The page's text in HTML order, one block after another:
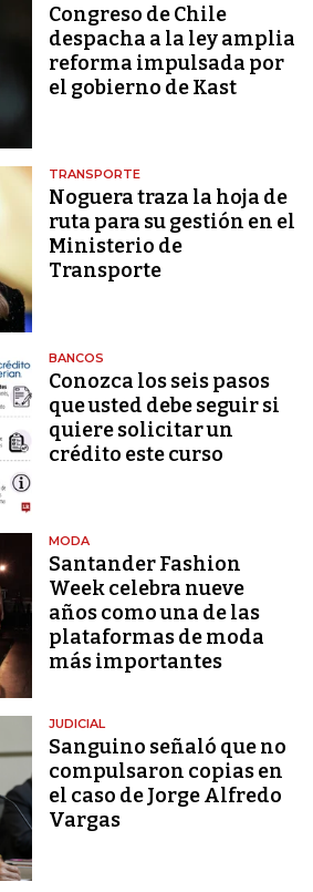
Congreso de Chile
despacha a la ley amplia
reforma impulsada por
el gobierno de Kast
TRANSPORTE
Noguera traza la hoja de
ruta para su gestión en el
Ministerio de
Transporte
BANCOS
Conozca los seis pasos
que usted debe seguir si
quiere solicitar un
crédito este curso
MODA
Santander Fashion
Week celebra nueve
años como una de las
plataformas de moda
más importantes
JUDICIAL
Sanguino señaló que no
compulsaron copias en
el caso de Jorge Alfredo
Vargas